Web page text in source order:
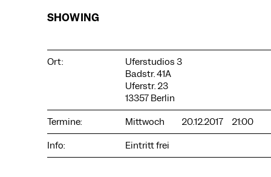
SHOWING
Ort:
Uferstudios 3
Badstr. 41A
Uferstr. 23
13357 Berlin
Termine:
Mittwoch 20.12.2017
21:00
Info:
Eintritt frei